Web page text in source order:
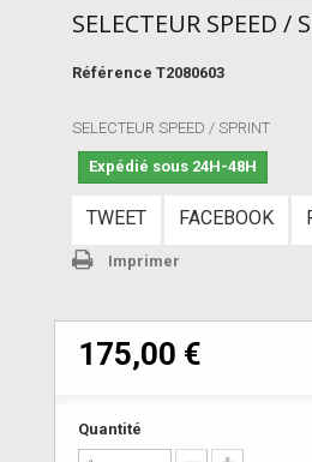
SELECTEUR SPEED /
Référence T2080603
SELECTEUR SPEED / SPRINT
Expédié sous 24H-48H
TWEET FACEBOOK
Imprimer
175,00 €
Quantité